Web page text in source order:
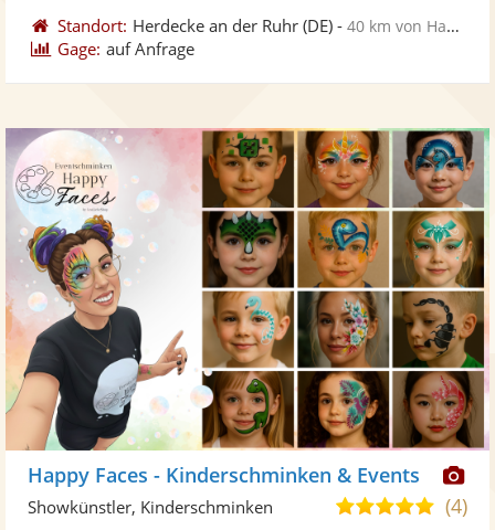
Standort: Herdecke an der Ruhr (DE) -40 km von Hamm
Gage: auf Anfrage
Happy Faces - Kinderschminken & Events
5,0(4)
Showkünstler, Kinderschminken